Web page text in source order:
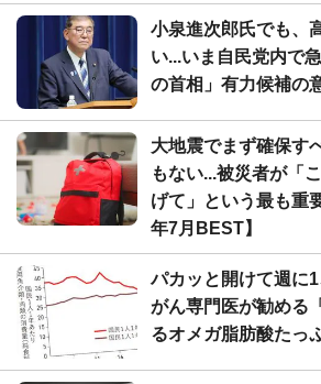
小泉進次郎氏でも、
い...いま自民党内で
の首相」有力候補の
大地震でまず確保す
もない...被災者が「
げて」という最も重
年7月BEST】
パカッと開けて週に
がん専門医が勧める
るオメガ脂肪酸たっ